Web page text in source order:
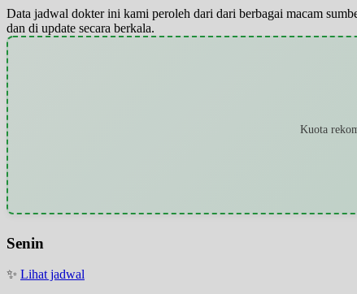
Data jadwal dokter ini kami peroleh dari dari berbagai macam
dan di update secara berkala.
Kuota
Senin
✨ Lihat jadwal